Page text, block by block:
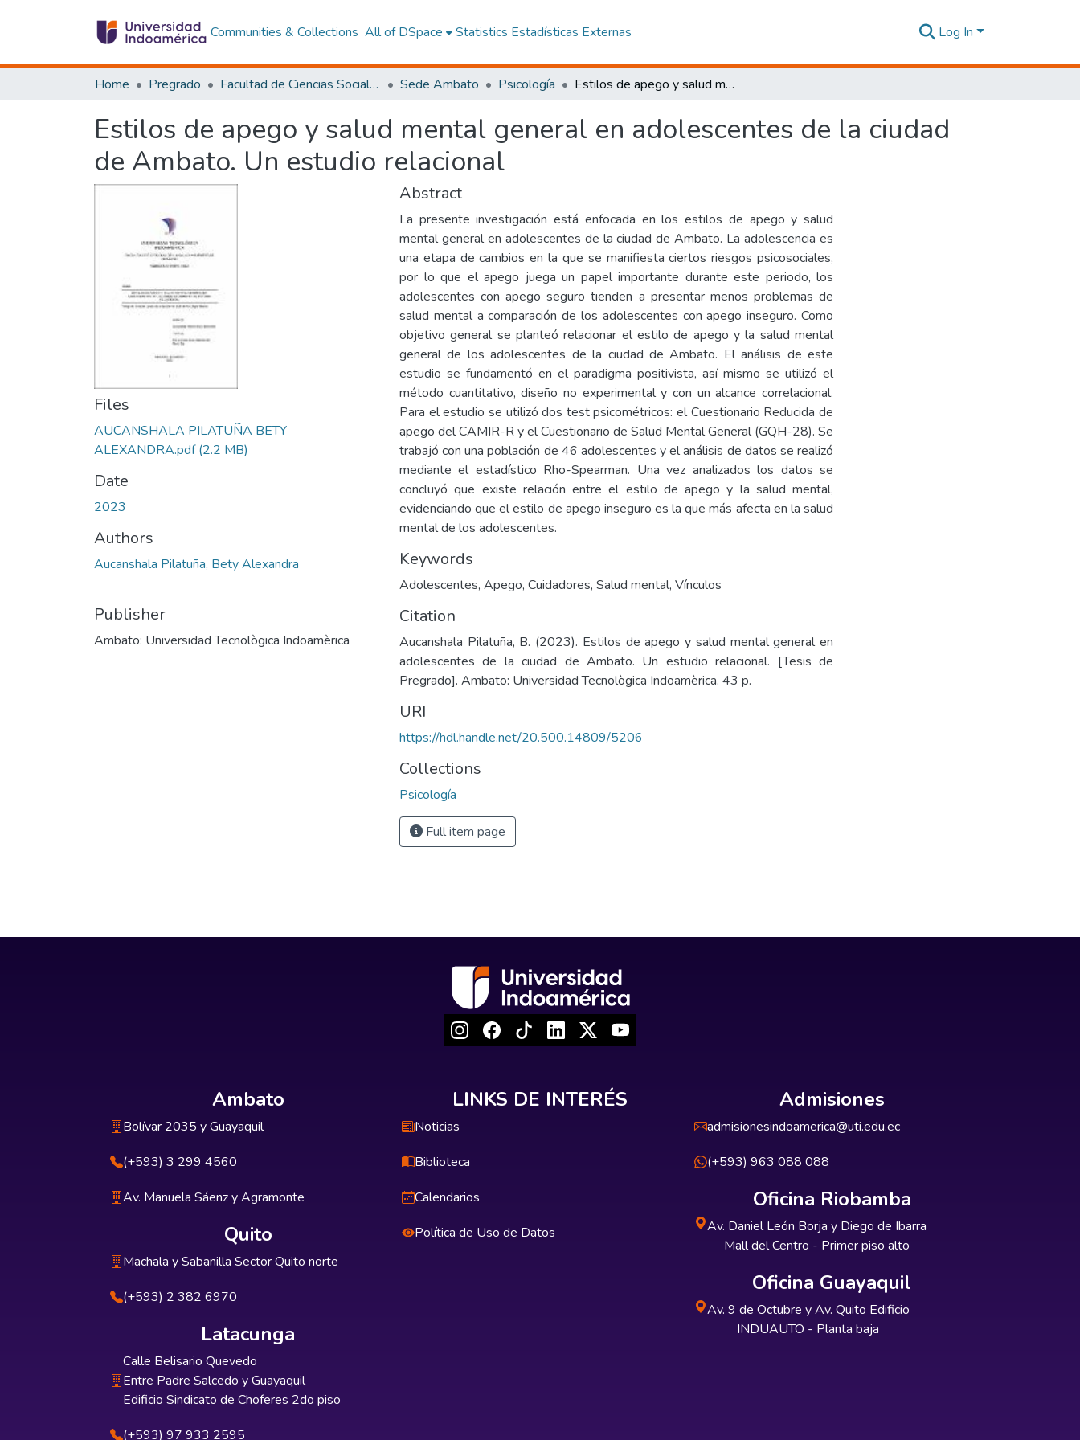
Communities & Collections All of DSpace Statistics Estadísticas Externas Log In
Home Pregrado Facultad de Ciencias Sociales y Humanas Sede Ambato Psicología Estilos de apego y salud mental general en adolescentes de la ciudad de Ambato. Un estudio relacional
Estilos de apego y salud mental general en adolescentes de la ciudad
de Ambato. Un estudio relacional
Files
AUCANSHALA PILATUÑA BETY
ALEXANDRA.pdf(2.2 MB)
Date
2023
Authors
Aucanshala Pilatuña, Bety Alexandra
Publisher
Ambato: Universidad Tecnològica Indoamèrica
Abstract
La presente investigación está enfocada en los estilos de apego y salud
mental general en adolescentes de la ciudad de Ambato. La adolescencia es
una etapa de cambios en la que se manifiesta ciertos riesgos psicosociales,
por lo que el apego juega un papel importante durante este periodo, los
adolescentes con apego seguro tienden a presentar menos problemas de
salud mental a comparación de los adolescentes con apego inseguro. Como
objetivo general se planteó relacionar el estilo de apego y la salud mental
general de los adolescentes de la ciudad de Ambato. El análisis de este
estudio se fundamentó en el paradigma positivista, así mismo se utilizó el
método cuantitativo, diseño no experimental y con un alcance correlacional.
Para el estudio se utilizó dos test psicométricos: el Cuestionario Reducida de
apego del CAMIR-R y el Cuestionario de Salud Mental General (GQH-28). Se
trabajó con una población de 46 adolescentes y el análisis de datos se realizó
mediante el estadístico Rho-Spearman. Una vez analizados los datos se
concluyó que existe relación entre el estilo de apego y la salud mental,
evidenciando que el estilo de apego inseguro es la que más afecta en la salud
mental de los adolescentes.
Keywords
Adolescentes, Apego, Cuidadores, Salud mental, Vínculos
Citation
Aucanshala Pilatuña, B. (2023). Estilos de apego y salud mental general en
adolescentes de la ciudad de Ambato. Un estudio relacional. [Tesis de
Pregrado]. Ambato: Universidad Tecnològica Indoamèrica. 43 p.
URI
https://hdl.handle.net/20.500.14809/5206
Collections
Psicología
Full item page
Ambato
Bolívar 2035 y Guayaquil
(+593) 3 299 4560
Av. Manuela Sáenz y Agramonte
Quito
Machala y Sabanilla Sector Quito norte
(+593) 2 382 6970
Latacunga
Calle Belisario Quevedo
Entre Padre Salcedo y Guayaquil
Edificio Sindicato de Choferes 2do piso
(+593) 97 933 2595
LINKS DE INTERÉS
Noticias
Biblioteca
Calendarios
Política de Uso de Datos
Admisiones
admisionesindoamerica@uti.edu.ec
(+593) 963 088 088
Oficina Riobamba
Av. Daniel León Borja y Diego de Ibarra
Mall del Centro - Primer piso alto
Oficina Guayaquil
Av. 9 de Octubre y Av. Quito Edificio
INDUAUTO - Planta baja